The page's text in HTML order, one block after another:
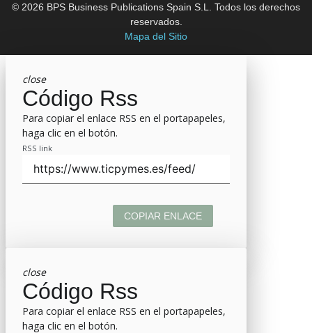
© 2026 BPS Business Publications Spain S.L. Todos los derechos
reservados.
Mapa del Sitio
close
Código Rss
Para copiar el enlace RSS en el portapapeles,
haga clic en el botón.
RSS link
COPIAR ENLACE
close
Código Rss
Para copiar el enlace RSS en el portapapeles,
haga clic en el botón.